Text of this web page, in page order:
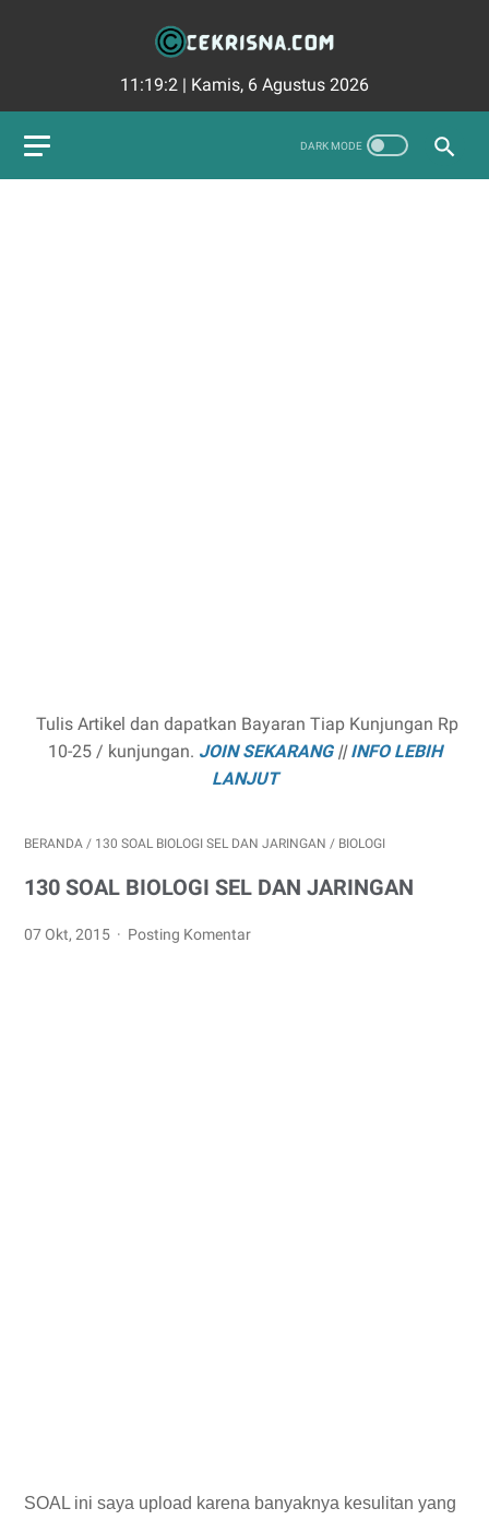
11:19:3 | Kamis, 6 Agustus 2026
Tulis Artikel dan dapatkan Bayaran Tiap Kunjungan Rp
10-25 / kunjungan. JOIN SEKARANG||INFO LEBIH
LANJUT
BERANDA / 130 SOAL BIOLOGI SEL DAN JARINGAN / BIOLOGI
130 SOAL BIOLOGI SEL DAN JARINGAN
07 Okt, 2015 Posting Komentar
SOAL ini saya upload karena banyaknya kesulitan yang